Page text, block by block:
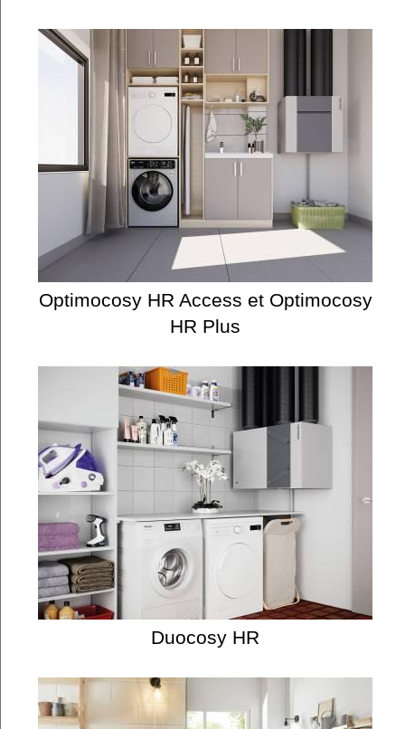
Optimocosy HR Access et Optimocosy
HR Plus
Duocosy HR